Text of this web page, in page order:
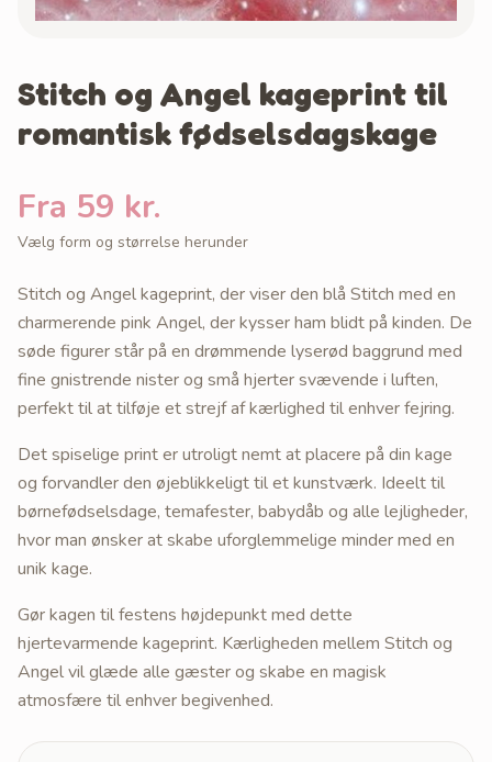
Stitch og Angel kageprint til
romantisk fødselsdagskage
Fra 59 kr.
Vælg form og størrelse herunder
Stitch og Angel kageprint, der viser den blå Stitch med en
charmerende pink Angel, der kysser ham blidt på kinden. De
søde figurer står på en drømmende lyserød baggrund med
fine gnistrende nister og små hjerter svævende i luften,
perfekt til at tilføje et strejf af kærlighed til enhver fejring.
Det spiselige print er utroligt nemt at placere på din kage
og forvandler den øjeblikkeligt til et kunstværk. Ideelt til
børnefødselsdage, temafester, babydåb og alle lejligheder,
hvor man ønsker at skabe uforglemmelige minder med en
unik kage.
Gør kagen til festens højdepunkt med dette
hjertevarmende kageprint. Kærligheden mellem Stitch og
Angel vil glæde alle gæster og skabe en magisk
atmosfære til enhver begivenhed.